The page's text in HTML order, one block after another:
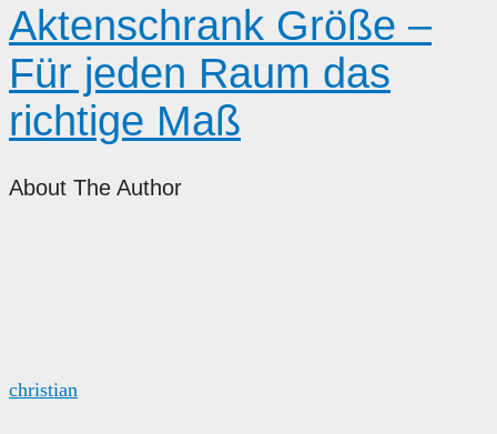
Aktenschrank Größe –
Für jeden Raum das
richtige Maß
About The Author
christian